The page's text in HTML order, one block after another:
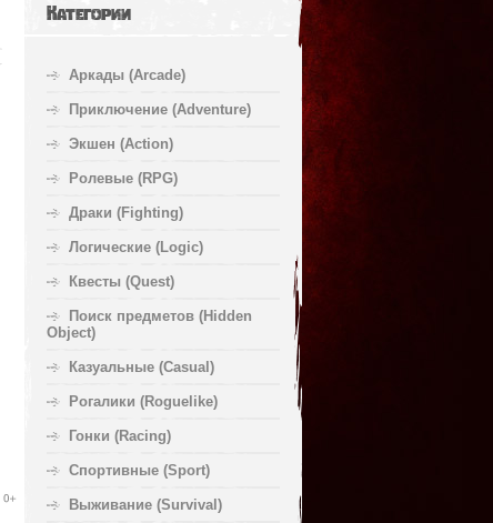
Категории
Аркады (Arcade)
Приключение (Adventure)
Экшен (Action)
Ролевые (RPG)
Драки (Fighting)
Логические (Logic)
Квесты (Quest)
Поиск предметов (Hidden
Object)
Казуальные (Casual)
Рогалики (Roguelike)
Гонки (Racing)
Спортивные (Sport)
Выживание (Survival)